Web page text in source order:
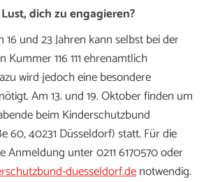
dich zu engagieren?
16 und 23 Jahren kann selbst bei der
116 111 ehrenamtlich
wird jedoch eine besondere
Am 13. und 19. Oktober finden um
beim Kinderschutzbund
60, 40231 Düsseldorf) statt. Für die
Anmeldung unter 0211 6170570 oder
duesseldorf.denotwendig.